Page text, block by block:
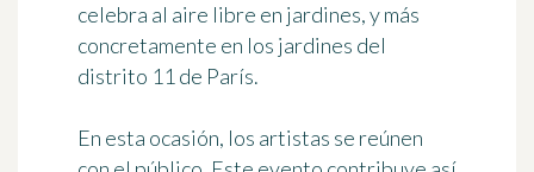
celebra al aire libre en jardines, y más
concretamente en los jardines del
distrito 11 de París.
En esta ocasión, los artistas se reúnen